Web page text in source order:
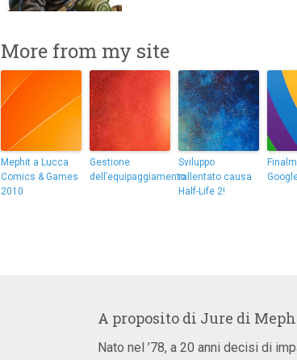
More from my site
Mephit a Lucca
Comics & Games
2010
Gestione
dell’equipaggiamento
Sviluppo
rallentato causa
Half-Life 2!
A proposito di Jure di
Nato nel ’78, a 20 anni decisi di